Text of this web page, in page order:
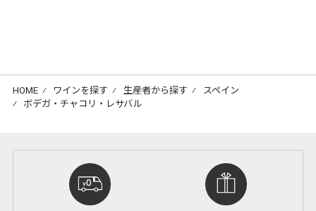
HOME ⁄ ワインを探す ⁄ 生産者から探す ⁄ スペイン
⁄ ボデガ・チャコリ・レサバル